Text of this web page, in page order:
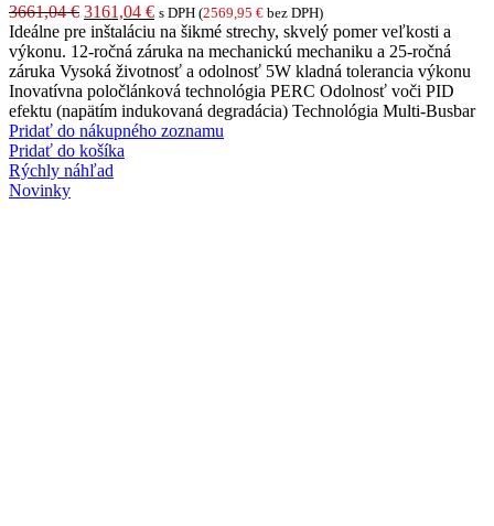
3661,04€ Pôvodná
cena
bola:
3661,04 €.
3161,04 €Aktuálna
cena
je:
3161,04 €.
s DPH (2569,95 € bez DPH)
Ideálne pre inštaláciu na šikmé strechy, skvelý pomer veľkosti a
výkonu. 12-ročná záruka na mechanickú mechaniku a 25-ročná
záruka Vysoká životnosť a odolnosť 5W kladná tolerancia výkonu
Inovatívna poločlánková technológia PERC Odolnosť voči PID
efektu (napätím indukovaná degradácia) Technológia Multi-Busbar
Pridať do nákupného zoznamu
Pridať do košíka
Rýchly náhľad
Novinky